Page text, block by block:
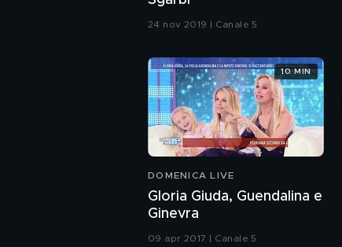
24 nov 2019 | Canale 5
DOMENICA LIVE
Gloria Giuda, Guendalina e
Ginevra
09 apr 2017 | Canale 5
10 MIN